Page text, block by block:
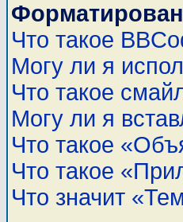
Что такое
Могу ли я
Что такое
Могу ли я
Что такое
Что такое
Что значит